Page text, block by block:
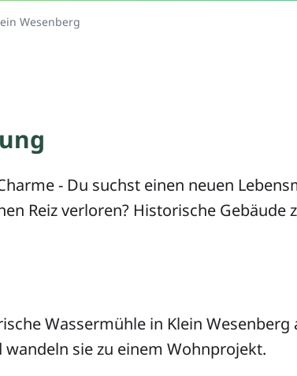
Wesenberg
- Du suchst einen neuen
Reiz verloren? Historische Gebäude
Wassermühle in Klein Wesenberg
sie zu einem Wohnprojekt.